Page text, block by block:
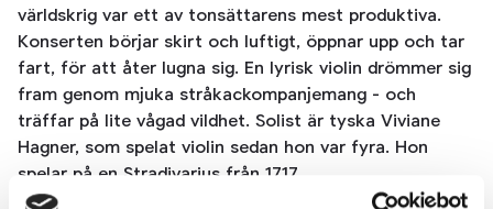
världskrig var ett av tonsättarens mest produktiva.
Konserten börjar skirt och luftigt, öppnar upp och tar
fart, för att åter lugna sig. En lyrisk violin drömmer sig
fram genom mjuka stråkackompanjemang - och
träffar på lite vågad vildhet. Solist är tyska Viviane
Hagner, som spelat violin sedan hon var fyra. Hon
spelar på en Stradivarius från 1717.